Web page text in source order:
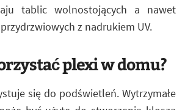
tablic wolnostojących a nawet
z nadrukiem UV.
plexi w domu?
się do podświetleń. Wytrzymałe